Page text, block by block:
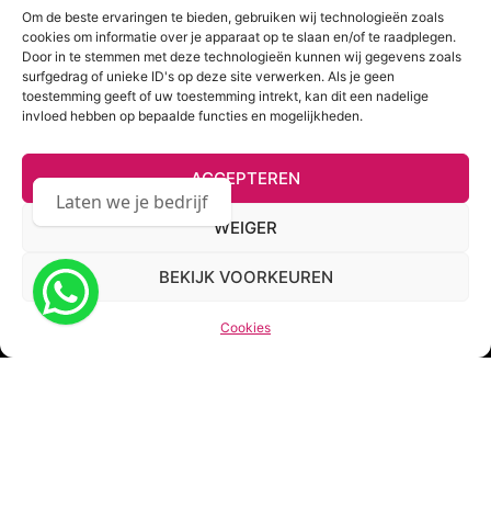
Om de beste ervaringen te bieden, gebruiken wij technologieën zoals
cookies om informatie over je apparaat op te slaan en/of te raadplegen.
Door in te stemmen met deze technologieën kunnen wij gegevens zoals
surfgedrag of unieke ID's op deze site verwerken. Als je geen
toestemming geeft of uw toestemming intrekt, kan dit een nadelige
invloed hebben op bepaalde functies en mogelijkheden.
ACCEPTEREN
WEIGER
BEKIJK VOORKEUREN
Cookies
“Plans are nothing, planning is
everything”
KENNISMAKING NIEUWSBRIEF
Laten we je bedrijf groter maken!